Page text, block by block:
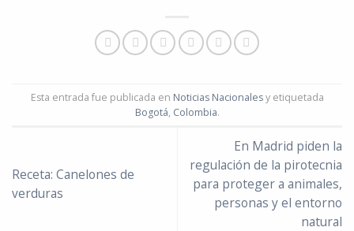
Esta entrada fue publicada en Noticias Nacionalesy etiquetada
Bogotá, Colombia.
Receta: Canelones de
verduras
En Madrid piden la
regulación de la pirotecnia
para proteger a animales,
personas y el entorno
natural